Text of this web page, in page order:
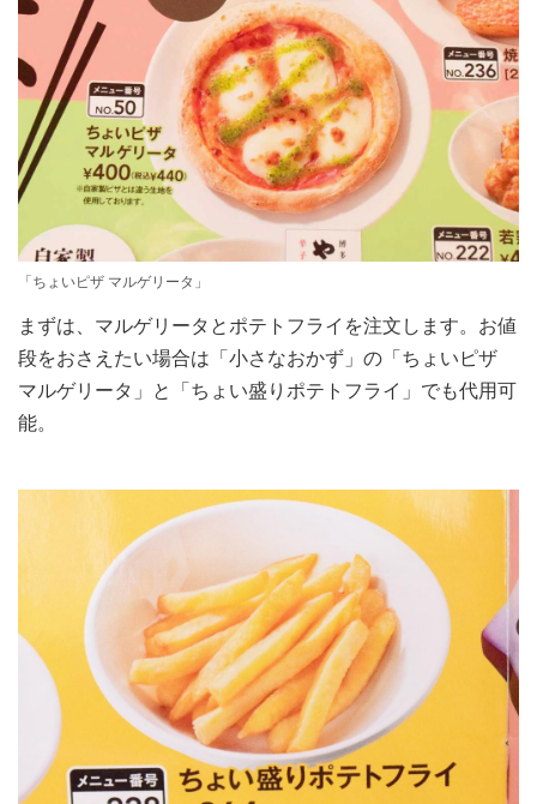
「ちょいピザ マルゲリータ」
まずは、マルゲリータとポテトフライを注文します。お値
段をおさえたい場合は「小さなおかず」の「ちょいピザ
マルゲリータ」と「ちょい盛りポテトフライ」でも代用可
能。